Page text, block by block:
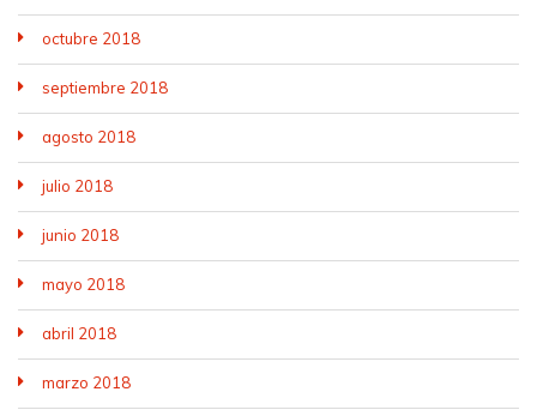
octubre 2018
septiembre 2018
agosto 2018
julio 2018
junio 2018
mayo 2018
abril 2018
marzo 2018